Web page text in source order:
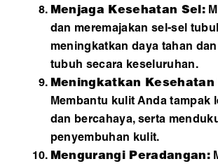
Menjaga Kesehatan Sel:
dan meremajakan sel-sel
meningkatkan daya tahan
tubuh secara keseluruhan.
Meningkatkan Kesehatan
Membantu kulit Anda tampak
dan bercahaya, serta
penyembuhan kulit.
Mengurangi Peradangan: